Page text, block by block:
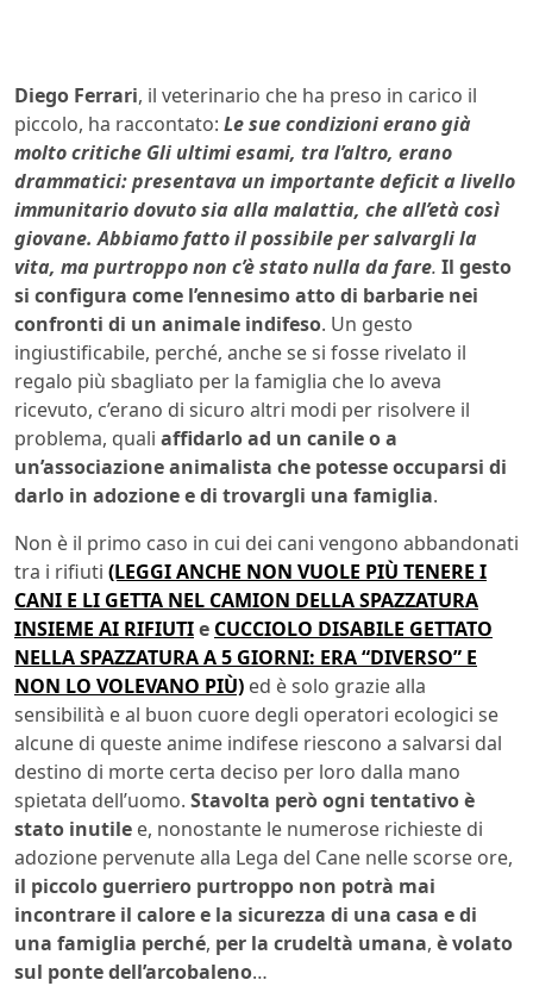
Diego Ferrari, il veterinario che ha preso in carico il
piccolo, ha raccontato: Le sue condizioni erano già
molto critiche Gli ultimi esami, tra l’altro, erano
drammatici: presentava un importante deficit a livello
immunitario dovuto sia alla malattia, che all’età così
giovane. Abbiamo fatto il possibile per salvargli la
vita, ma purtroppo non c’è stato nulla da fare. Il gesto
si configura come l’ennesimo atto di barbarie nei
confronti di un animale indifeso. Un gesto
ingiustificabile, perché, anche se si fosse rivelato il
regalo più sbagliato per la famiglia che lo aveva
ricevuto, c’erano di sicuro altri modi per risolvere il
problema, quali affidarlo ad un canile o a
un’associazione animalista che potesse occuparsi di
darlo in adozione e di trovargli una famiglia.
Non è il primo caso in cui dei cani vengono abbandonati
tra i rifiuti (LEGGI ANCHE NON VUOLE PIÙ TENERE I
CANI E LI GETTA NEL CAMION DELLA SPAZZATURA
INSIEME AI RIFIUTIe CUCCIOLO DISABILE GETTATO
NELLA SPAZZATURA A 5 GIORNI: ERA “DIVERSO” E
NON LO VOLEVANO PIÙ) ed è solo grazie alla
sensibilità e al buon cuore degli operatori ecologici se
alcune di queste anime indifese riescono a salvarsi dal
destino di morte certa deciso per loro dalla mano
spietata dell’uomo. Stavolta però ogni tentativo è
stato inutile e, nonostante le numerose richieste di
adozione pervenute alla Lega del Cane nelle scorse ore,
il piccolo guerriero purtroppo non potrà mai
incontrare il calore e la sicurezza di una casa e di
una famiglia perché, per la crudeltà umana, è volato
sul ponte dell’arcobaleno…